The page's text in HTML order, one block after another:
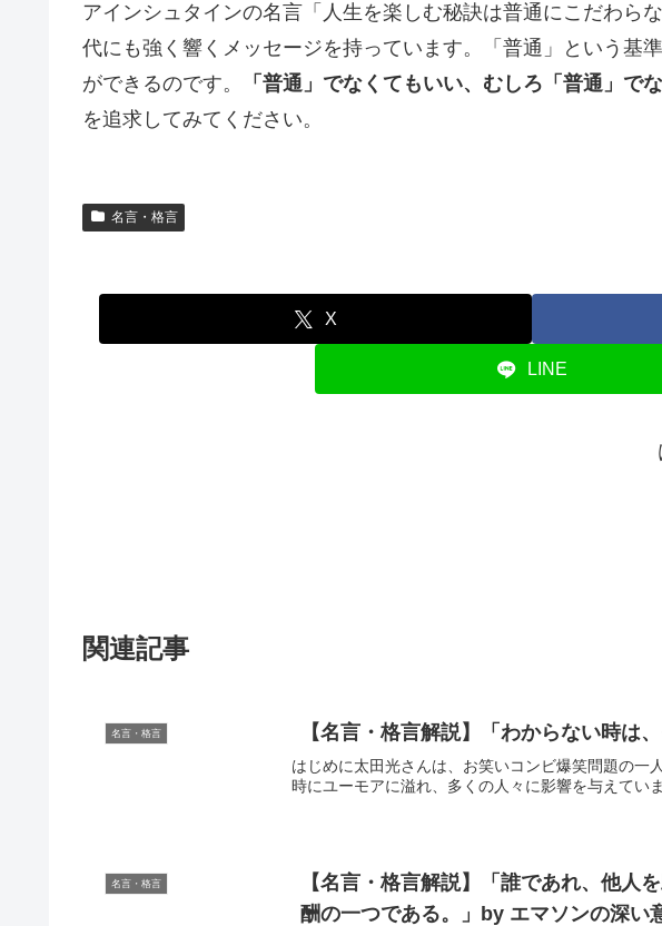
アインシュタインの名言「人生を楽しむ秘訣は普通にこだわら
代にも強く響くメッセージを持っています。「普通」という基
ができるのです。
「普通」でなくてもいい、むしろ「普通」で
を追求してみてください。
名言・格言
X
LINE
関連記事
名言・格言 【名言・格言解説】「わからない時は
はじめに太田光さんは、お笑いコンビ爆笑問題の一
時にユーモアに溢れ、多くの人々に影響を与えてい
名言・格言
【名言・格言解説】「誰であれ、他人
酬の一つである。」by エマソンの深い